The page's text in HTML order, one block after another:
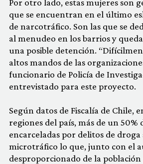
que se encuentran en el último
de narcotráfico. Son las que se
al menudeo en los barrios y
una posible detención.
altos mandos de las
funcionario de Policía de
entrevistado para este proyecto.
Según datos de Fiscalía de Chile,
regiones del país, más de un 50%
encarceladas por delitos de
microtráfico lo que, junto con el
desproporcionado de la